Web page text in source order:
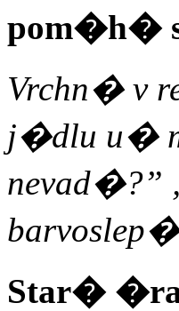
pom�h�
Vrchn� v
j�dlu u�
Star�